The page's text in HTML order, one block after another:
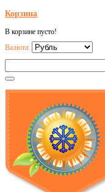
Корзина
В корзине пусто!
Валюта: